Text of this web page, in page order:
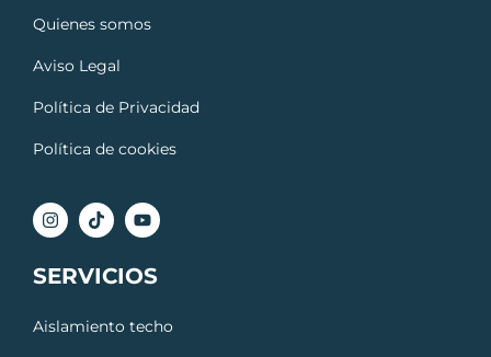
Quienes somos
Aviso Legal
Política de Privacidad
Política de cookies
SERVICIOS
Aislamiento techo